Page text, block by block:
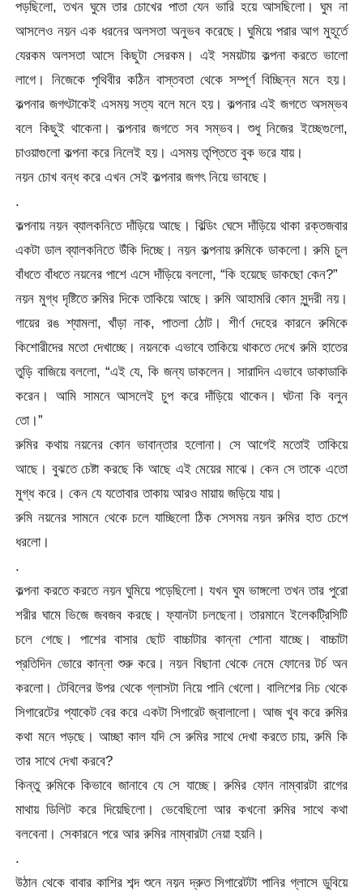
পড়ছিলো, তখন ঘুমে তার চোখের পাতা যেন ভারি হয়ে আসছিলো। ঘুম না
আসলেও নয়ন এক ধরনের অলসতা অনুভব করেছে। ঘুমিয়ে পরার আগ মুহূর্তে
যেরকম অলসতা আসে কিছুটা সেরকম। এই সময়টায় কল্পনা করতে ভালো
লাগে। নিজেকে পৃথিবীর কঠিন বাস্তবতা থেকে সম্পূর্ণ বিচ্ছিন্ন মনে হয়।
কল্পনার জগৎটাকেই এসময় সত্য বলে মনে হয়। কল্পনার এই জগতে অসম্ভব
বলে কিছুই থাকেনা। কল্পনার জগতে সব সম্ভব। শুধু নিজের ইচ্ছেগুলো,
চাওয়াগুলো কল্পনা করে নিলেই হয়। এসময় তৃপ্তিতে বুক ভরে যায়।
নয়ন চোখ বন্ধ করে এখন সেই কল্পনার জগৎ নিয়ে ভাবছে।
.
কল্পনায় নয়ন ব্যালকনিতে দাঁড়িয়ে আছে। বিল্ডিং ঘেসে দাঁড়িয়ে থাকা রক্তজবার
একটা ডাল ব্যালকনিতে উঁকি দিচ্ছে। নয়ন কল্পনায় রুমিকে ডাকলো। রুমি চুল
বাঁধতে বাঁধতে নয়নের পাশে এসে দাঁড়িয়ে বললো, “কি হয়েছে ডাকছো কেন?”
নয়ন মুগ্ধ দৃষ্টিতে রুমির দিকে তাকিয়ে আছে। রুমি আহামরি কোন সুন্দরী নয়।
গায়ের রঙ শ্যামলা, খাঁড়া নাক, পাতলা ঠোট। শীর্ণ দেহের কারনে রুমিকে
কিশোরীদের মতো দেখাচ্ছে। নয়নকে এভাবে তাকিয়ে থাকতে দেখে রুমি হাতের
তুড়ি বাজিয়ে বললো, “এই যে, কি জন্য ডাকলেন। সারাদিন এভাবে ডাকাডাকি
করেন। আমি সামনে আসলেই চুপ করে দাঁড়িয়ে থাকেন। ঘটনা কি বলুন
তো।”
রুমির কথায় নয়নের কোন ভাবান্তার হলোনা। সে আগেই মতোই তাকিয়ে
আছে। বুঝতে চেষ্টা করছে কি আছে এই মেয়ের মাঝে। কেন সে তাকে এতো
মুগ্ধ করে। কেন যে যতোবার তাকায় আরও মায়ায় জড়িয়ে যায়।
রুমি নয়নের সামনে থেকে চলে যাচ্ছিলো ঠিক সেসময় নয়ন রুমির হাত চেপে
ধরলো।
.
কল্পনা করতে করতে নয়ন ঘুমিয়ে পড়েছিলো। যখন ঘুম ভাঙ্গলো তখন তার পুরো
শরীর ঘামে ভিজে জবজব করছে। ফ্যানটা চলছেনা। তারমানে ইলেকট্রিসিটি
চলে গেছে। পাশের বাসার ছোট বাচ্চাটার কান্না শোনা যাচ্ছে। বাচ্চাটা
প্রতিদিন ভোরে কান্না শুরু করে। নয়ন বিছানা থেকে নেমে ফোনের টর্চ অন
করলো। টেবিলের উপর থেকে গ্লাসটা নিয়ে পানি খেলো। বালিশের নিচ থেকে
সিগারেটের প্যাকেট বের করে একটা সিগারেট জ্বালালো। আজ খুব করে রুমির
কথা মনে পড়ছে। আচ্ছা কাল যদি সে রুমির সাথে দেখা করতে চায়, রুমি কি
তার সাথে দেখা করবে?
কিন্তু রুমিকে কিভাবে জানাবে যে সে যাচ্ছে। রুমির ফোন নাম্বারটা রাগের
মাথায় ডিলিট করে দিয়েছিলো। ভেবেছিলো আর কখনো রুমির সাথে কথা
বলবেনা। সেকারনে পরে আর রুমির নাম্বারটা নেয়া হয়নি।
.
উঠান থেকে বাবার কাশির শব্দ শুনে নয়ন দ্রুত সিগারেটটা পানির গ্লাসে ডুবিয়ে